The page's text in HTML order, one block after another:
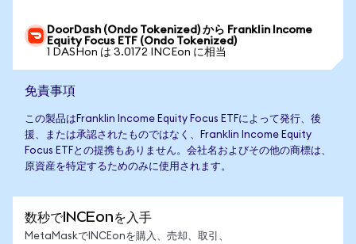
DoorDash (Ondo Tokenized) から Franklin Income
Equity Focus ETF (Ondo Tokenized)
1 DASHon は 3.0172 INCEon に相当
免責事項
この製品はFranklin Income Equity Focus ETFによって発行、後
援、または承認されたものではなく、Franklin Income Equity
Focus ETFとの提携もありません。会社名およびその他の商標は、
原資産を特定するためのみに使用されます。
数秒でINCEonを入手
MetaMaskでINCEonを購入、売却、取引、